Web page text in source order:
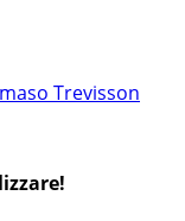
Trevisson